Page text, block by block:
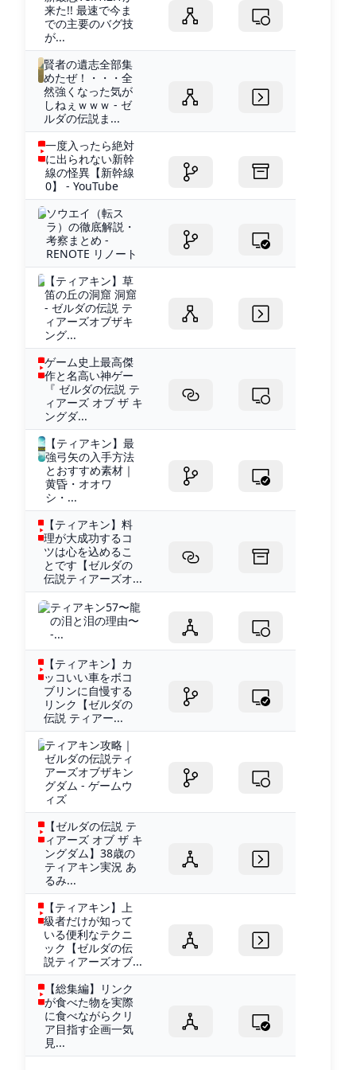
来た!! 最速で今ま
での主要のバグ技
が...
賢者の遺志全部集
めたぜ！・・・全
然強くなった気が
しねぇｗｗｗ - ゼ
ルダの伝説ま...
一度入ったら絶対
に出られない新幹
線の怪異【新幹線
0】 - YouTube
ソウエイ（転ス
ラ）の徹底解説・
考察まとめ -
RENOTE リノート
【ティアキン】草
笛の丘の洞窟 洞窟
- ゼルダの伝説 テ
ィアーズオブザキ
ング...
ゲーム史上最高傑
作と名高い神ゲー
『 ゼルダの伝説 テ
ィアーズ オブ ザ キ
ングダ...
【ティアキン】最
強弓矢の入手方法
とおすすめ素材｜
黄昏・オオワ
シ・...
【ティアキン】料
理が大成功するコ
ツは心を込めるこ
とです【ゼルダの
伝説ティアーズオ...
ティアキン57〜龍
の泪と泪の理由〜
-...
【ティアキン】カ
ッコいい車をボコ
ブリンに自慢する
リンク【ゼルダの
伝説 ティアー...
ティアキン攻略｜
ゼルダの伝説ティ
アーズオブザキン
グダム - ゲームウ
ィズ
【ゼルダの伝説 テ
ィアーズ オブ ザ キ
ングダム】38歳の
ティアキン実況 あ
るみ...
【ティアキン】上
級者だけが知って
いる便利なテクニ
ック【ゼルダの伝
説ティアーズオブ...
【総集編】リンク
が食べた物を実際
に食べながらクリ
ア目指す企画一気
見...